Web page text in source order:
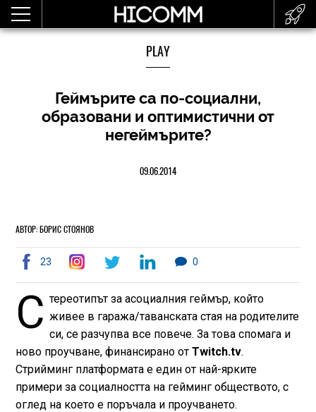
PLAY
Геймърите са по-социални,
образовани и оптимистични от
негеймърите?
09.06.2014
АВТОР: БОРИС СТОЯНОВ
23 0
С тереотипът за асоциалния геймър, който
живее в гаража/таванската стая на родителите
си, се разчупва все повече. За това спомага и
ново проучване, финансирано от Twitch.tv.
Стрийминг платформата е един от най-ярките
примери за социалността на гейминг обществото, с
оглед на което е поръчала и проучването.